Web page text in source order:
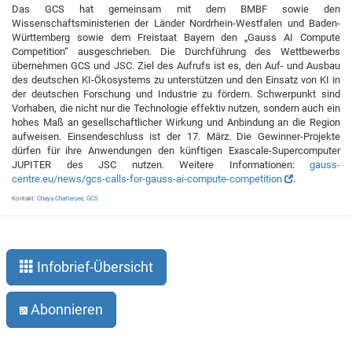
Das GCS hat gemeinsam mit dem BMBF sowie den
Wissenschaftsministerien der Länder Nordrhein-Westfalen und Baden-
Württemberg sowie dem Freistaat Bayern den „Gauss AI Compute
Competition“ ausgeschrieben. Die Durchführung des Wettbewerbs
übernehmen GCS und JSC. Ziel des Aufrufs ist es, den Auf- und Ausbau
des deutschen KI-Ökosystems zu unterstützen und den Einsatz von KI in
der deutschen Forschung und Industrie zu fördern. Schwerpunkt sind
Vorhaben, die nicht nur die Technologie effektiv nutzen, sondern auch ein
hohes Maß an gesellschaftlicher Wirkung und Anbindung an die Region
aufweisen. Einsendeschluss ist der 17. März. Die Gewinner-Projekte
dürfen für ihre Anwendungen den künftigen Exascale-Supercomputer
JUPITER des JSC nutzen. Weitere Informationen: gauss-
centre.eu/news/gcs-calls-for-gauss-ai-compute-competition
.
Kontakt: Chaya Chatterjee GCS
Infobrief-Übersicht
Abonnieren